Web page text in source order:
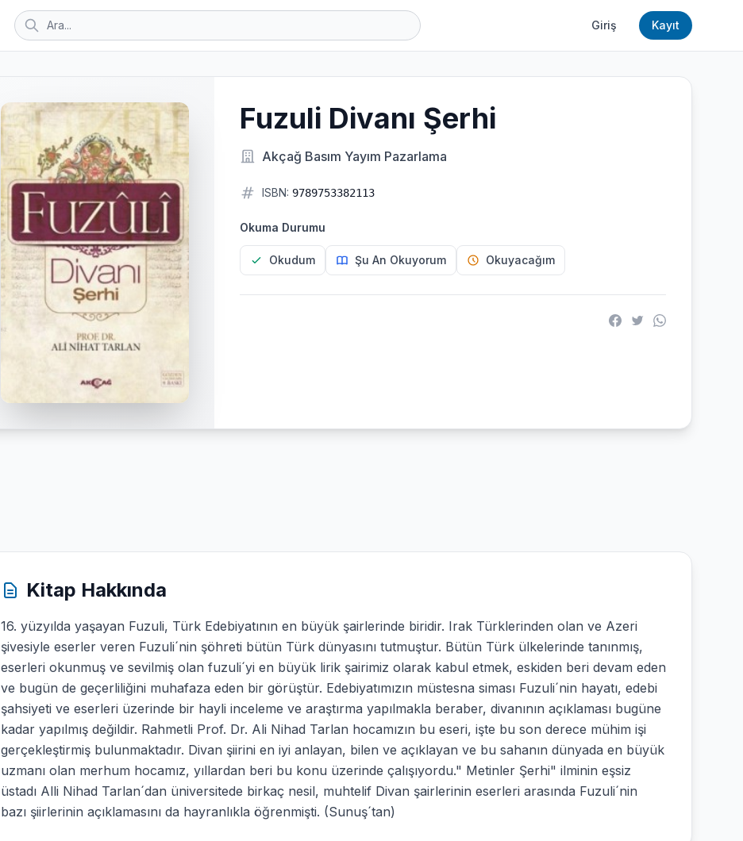
Giriş Kayıt
Fuzuli Divanı Şerhi
Akçağ Basım Yayım Pazarlama
ISBN: 9789753382113
Okuma Durumu
Okudum Şu An Okuyorum Okuyacağım
Kitap Hakkında
16. yüzyılda yaşayan Fuzuli, Türk Edebiyatının en büyük şairlerinde biridir. Irak Türklerinden olan ve Azeri
şivesiyle eserler veren Fuzuli´nin şöhreti bütün Türk dünyasını tutmuştur. Bütün Türk ülkelerinde tanınmış,
eserleri okunmuş ve sevilmiş olan fuzuli´yi en büyük lirik şairimiz olarak kabul etmek, eskiden beri devam eden
ve bugün de geçerliliğini muhafaza eden bir görüştür. Edebiyatımızın müstesna siması Fuzuli´nin hayatı, edebi
şahsiyeti ve eserleri üzerinde bir hayli inceleme ve araştırma yapılmakla beraber, divanının açıklaması bugüne
kadar yapılmış değildir. Rahmetli Prof. Dr. Ali Nihad Tarlan hocamızın bu eseri, işte bu son derece mühim işi
gerçekleştirmiş bulunmaktadır. Divan şiirini en iyi anlayan, bilen ve açıklayan ve bu sahanın dünyada en büyük
uzmanı olan merhum hocamız, yıllardan beri bu konu üzerinde çalışıyordu." Metinler Şerhi" ilminin eşsiz
üstadı Alli Nihad Tarlan´dan üniversitede birkaç nesil, muhtelif Divan şairlerinin eserleri arasında Fuzuli´nin
bazı şiirlerinin açıklamasını da hayranlıkla öğrenmişti. (Sunuş´tan)